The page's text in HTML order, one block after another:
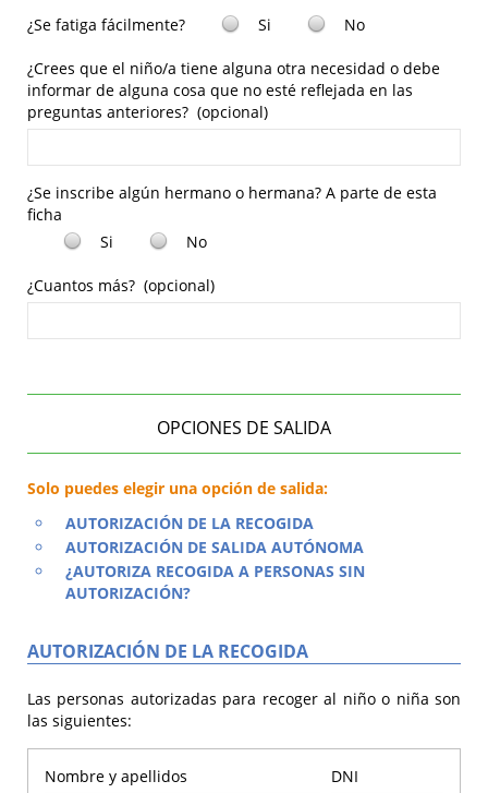
¿Se fatiga fácilmente? Si No
¿Crees que el niño/a tiene alguna otra necesidad o debe
informar de alguna cosa que no esté reflejada en las
preguntas anteriores? (opcional)
¿Se inscribe algún hermano o hermana? A parte de esta
ficha
Si
No
¿Cuantos más? (opcional)
OPCIONES DE SALIDA
Solo puedes elegir una opción de salida:
AUTORIZACIÓN DE LA RECOGIDA
AUTORIZACIÓN DE SALIDA AUTÓNOMA
¿AUTORIZA RECOGIDA A PERSONAS SIN
AUTORIZACIÓN?
AUTORIZACIÓN DE LA RECOGIDA
Las personas autorizadas para recoger al niño o niña son
las siguientes:
Nombre y apellidos DNI